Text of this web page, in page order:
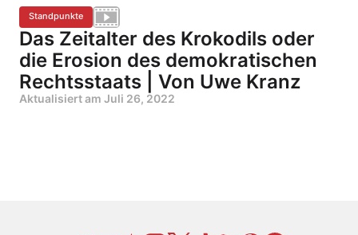
Standpunkte
Das Zeitalter des Krokodils oder
die Erosion des demokratischen
Rechtsstaats | Von Uwe Kranz
Aktualisiert am Juli 26, 2022